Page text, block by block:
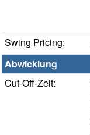
Swing Pricing:
Abwicklung
Cut-Off-Zeit: